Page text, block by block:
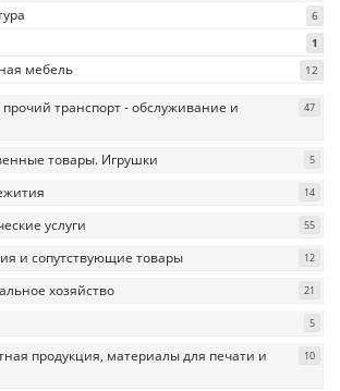
6
1
мебель 12
транспорт - обслуживание и
47
товары. Игрушки 5
14
услуги 55
и сопутствующие товары 12
хозяйство 21
5
продукция, материалы для печати и
10